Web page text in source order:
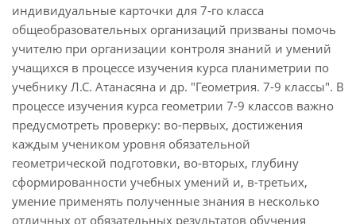
индивидуальные карточки для 7-го класса
общеобразовательных организаций призваны помочь
учителю при организации контроля знаний и умений
учащихся в процессе изучения курса планиметрии по
учебнику Л.С. Атанасяна и др. "Геометрия. 7-9 классы". В
процессе изучения курса геометрии 7-9 классов важно
предусмотреть проверку: во-первых, достижения
каждым учеником уровня обязательной
геометрической подготовки, во-вторых, глубину
сформированности учебных умений и, в-третьих,
умение применять полученные знания в несколько
отличных от обязательных результатов обучения